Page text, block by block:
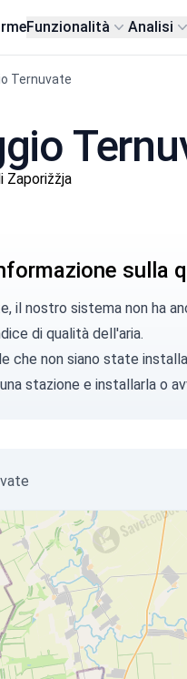
Funzionalità Analisi
Ternuvate
Zaporižžja
sulla
il nostro sistema non ha
di qualità dell'aria.
che non siano state
stazione e installarla o